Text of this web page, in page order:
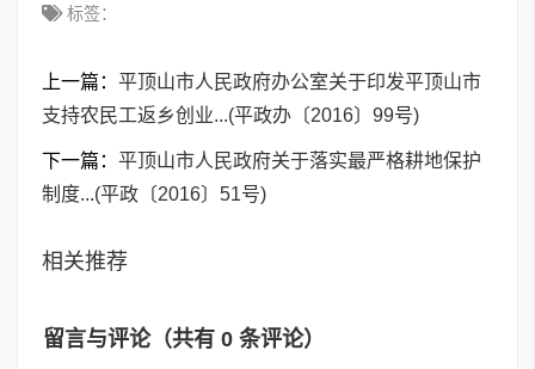
标签：
上一篇： 平顶山市人民政府办公室关于印发平顶山市
支持农民工返乡创业...(平政办〔2016〕99号)
下一篇： 平顶山市人民政府关于落实最严格耕地保护
制度...(平政〔2016〕51号)
相关推荐
留言与评论（共有 0 条评论）